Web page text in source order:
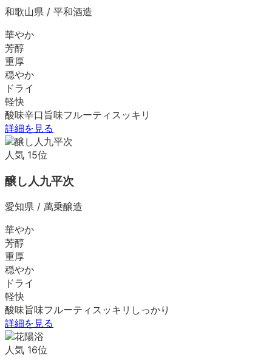
和歌山県 / 平和酒造
華やか
芳醇
重厚
穏やか
ドライ
軽快
酸味辛口 旨味フルーティ スッキリ
詳細を見る
人気 15位
醸し人九平次
愛知県 / 萬乗醸造
華やか
芳醇
重厚
穏やか
ドライ
軽快
酸味旨味フルーティ スッキリ しっかり
詳細を見る
人気 16位